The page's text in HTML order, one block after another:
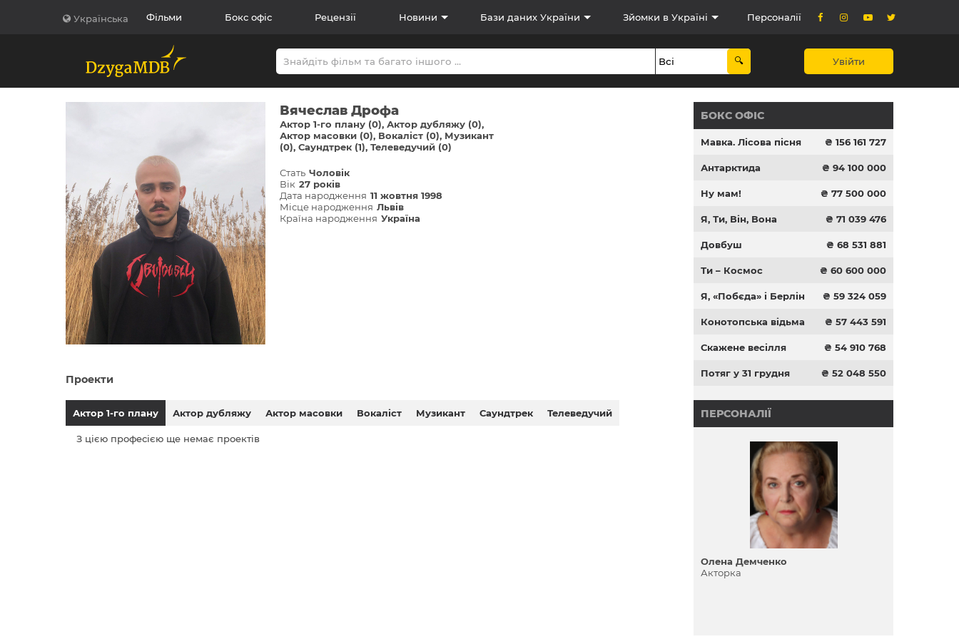
Українська Фільми Бокс офіс Рецензії Новини Бази даних України Зйомки в Україні Персоналії
Увійти
Вячеслав Дрофа
Актор 1-го плану (0) Актор дубляжу (0)
Актор масовки (0) Вокаліст (0) Музикант
(0) Саундтрек (1) Телеведучий (0)
Стать Чоловік
Вік 27 років
Дата народження 11 жовтня 1998
Місце народження Львів
Країна народження Україна
Проекти
Актор 1-го плану Актор дубляжу Актор масовки Вокаліст Музикант Саундтрек Телеведучий
З цією професією ще немає проектів
БОКС ОФІС
Мавка. Лісова пісня ₴ 156 161 727
Антарктида ₴ 94 100 000
Ну мам! ₴ 77 500 000
Я, Ти, Він, Вона ₴ 71 039 476
Довбуш ₴ 68 531 881
Ти – Космос ₴ 60 600 000
Я, «Побєда» і Берлін ₴ 59 324 059
Конотопська відьма ₴ 57 443 591
Скажене весілля ₴ 54 910 768
Потяг у 31 грудня ₴ 52 048 550
ПЕРСОНАЛІЇ
Олена Демченко
Акторка